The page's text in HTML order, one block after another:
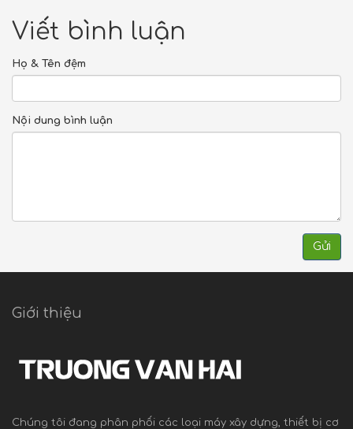
Viết bình luận
Họ & Tên đệm
Nội dung bình luận
Gửi
Giới thiệu
Chúng tôi đang phân phối các loại máy xây dựng, thiết bị cơ